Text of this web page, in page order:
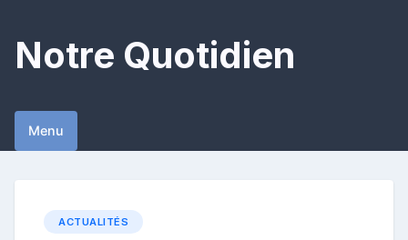
content
Notre Quotidien
Menu
ACTUALITÉS